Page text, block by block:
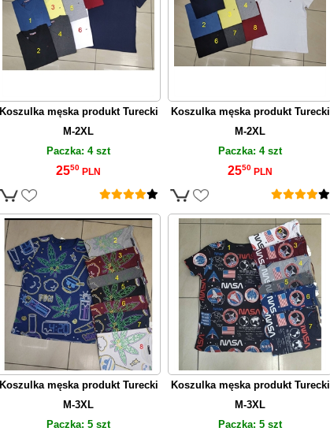
Koszulka męska produkt Turecki
M-2XL
Paczka: 4 szt
2550 PLN
Koszulka męska produkt Turecki
M-2XL
Paczka: 4 szt
2550 PLN
Koszulka męska produkt Turecki
M-3XL
Paczka: 5 szt
Koszulka męska produkt Turecki
M-3XL
Paczka: 5 szt